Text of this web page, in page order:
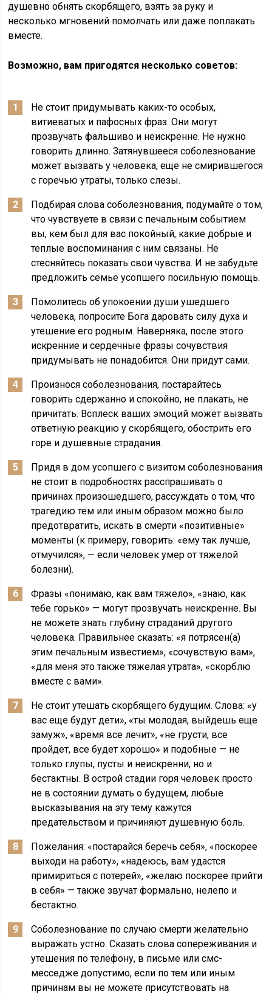
душевно обнять скорбящего, взять за руку и
несколько мгновений помолчать или даже поплакать
вместе.
Возможно, вам пригодятся несколько советов:
Не стоит придумывать каких-то особых,
витиеватых и пафосных фраз. Они могут
прозвучать фальшиво и неискренне. Не нужно
говорить длинно. Затянувшееся соболезнование
может вызвать у человека, еще не смирившегося
с горечью утраты, только слезы.
Подбирая слова соболезнования, подумайте о том,
что чувствуете в связи с печальным событием
вы, кем был для вас покойный, какие добрые и
теплые воспоминания с ним связаны. Не
стесняйтесь показать свои чувства. И не забудьте
предложить семье усопшего посильную помощь.
Помолитесь об упокоении души ушедшего
человека, попросите Бога даровать силу духа и
утешение его родным. Наверняка, после этого
искренние и сердечные фразы сочувствия
придумывать не понадобится. Они придут сами.
Произнося соболезнования, постарайтесь
говорить сдержанно и спокойно, не плакать, не
причитать. Всплеск ваших эмоций может вызвать
ответную реакцию у скорбящего, обострить его
горе и душевные страдания.
Придя в дом усопшего с визитом соболезнования
не стоит в подробностях расспрашивать о
причинах произошедшего, рассуждать о том, что
трагедию тем или иным образом можно было
предотвратить, искать в смерти «позитивные»
моменты (к примеру, говорить: «ему так лучше,
отмучился», — если человек умер от тяжелой
болезни).
Фразы «понимаю, как вам тяжело», «знаю, как
тебе горько» — могут прозвучать неискренне. Вы
не можете знать глубину страданий другого
человека. Правильнее сказать: «я потрясен(а)
этим печальным известием», «сочувствую вам»,
«для меня это также тяжелая утрата», «скорблю
вместе с вами».
Не стоит утешать скорбящего будущим. Слова: «у
вас еще будут дети», «ты молодая, выйдешь еще
замуж», «время все лечит», «не грусти, все
пройдет, все будет хорошо» и подобные — не
только глупы, пусты и неискренни, но и
бестактны. В острой стадии горя человек просто
не в состоянии думать о будущем, любые
высказывания на эту тему кажутся
предательством и причиняют душевную боль.
Пожелания: «постарайся беречь себя», «поскорее
выходи на работу», «надеюсь, вам удастся
примириться с потерей», «желаю поскорее прийти
в себя» — также звучат формально, нелепо и
бестактно.
Соболезнование по случаю смерти желательно
выражать устно. Сказать слова сопереживания и
утешения по телефону, в письме или смс-
месседже допустимо, если по тем или иным
причинам вы не можете присутствовать на